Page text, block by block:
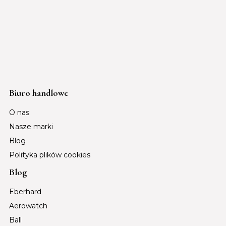
Biuro handlowe
O nas
Nasze marki
Blog
Polityka plików cookies
Blog
Eberhard
Aerowatch
Ball